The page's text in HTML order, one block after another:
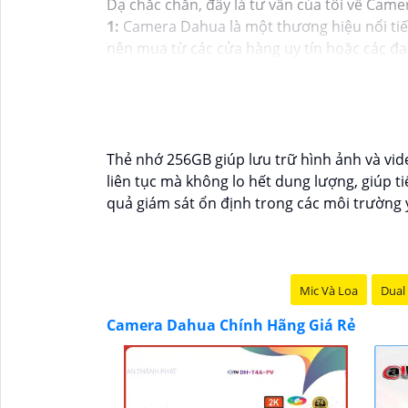
Dạ chắc chắn, đây là tư vấn của tôi về
1: Camera Dahua là một thương hiệu nổi
nên mua từ các cửa hàng uy tín hoặc các
Nếu bạn muốn tìm
tư vấn thêm, đừng ngần ngại để lại Cung
Thẻ nhớ 256GB giúp lưu trữ hình ảnh và
liên tục mà không lo hết dung lượng, giúp
quả giám sát ổn định trong các môi trường
Mic Và Loa
Camera Dahua Chính Hãng Giá Rẻ